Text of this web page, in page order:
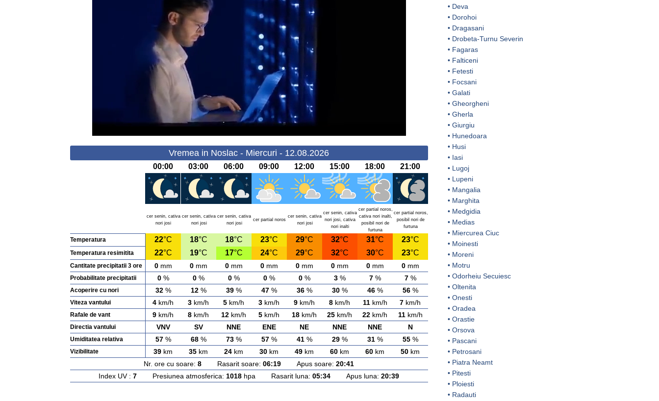
Vremea in Noslac - Miercuri - 12.08.2026
00:00 03:00 06:00 09:00 12:00 15:00 18:00 21:00
cer senin, cativa
nori josi
cer senin, cativa
nori josi
cer senin, cativa
nori josi
cer partial noros
cer senin, cativa
nori josi
cer senin, cativa
nori josi, cativa
nori inalti
cer partial noros,
cativa nori inalti,
posibil nori de
furtuna
cer partial noros,
posibil nori de
furtuna
Temperatura 22°C 18°C 18°C 23°C 29°C 32°C 31°C 23°C
Temperatura resimitita 22°C 19°C 17°C 24°C 29°C 32°C 30°C 23°C
Cantitate precipitatii 3 ore 0mm 0mm 0mm 0mm 0mm 0mm 0mm 0mm
Probabilitate precipitatii 0% 0% 0% 0% 0% 3% 7% 7%
Acoperire cu nori 32% 12% 39% 47% 36% 30% 46% 56%
Viteza vantului 4 km/h 3 km/h 5 km/h 3 km/h 9 km/h 8 km/h 11km/h 7 km/h
Rafale de vant 9 km/h 8 km/h 12 km/h 5 km/h 18 km/h 25 km/h 22 km/h 11km/h
Directia vantului VNV SV NNE ENE NE NNE NNE N
Umiditatea relativa 57% 68% 73% 57% 41% 29% 31% 55%
Vizibilitate 39 km 35 km 24 km 30 km 49 km 60 km 60 km 50 km
Nr. ore cu soare: 8 Rasarit soare: 06:19 Apus soare: 20:41
Index UV : 7 Presiunea atmosferica: 1018 hpa Rasarit luna: 05:34 Apus luna: 20:39
• Deva
• Dorohoi
• Dragasani
• Drobeta-Turnu Severin
• Fagaras
• Falticeni
• Fetesti
• Focsani
• Galati
• Gheorgheni
• Gherla
• Giurgiu
• Hunedoara
• Husi
• Iasi
• Lugoj
• Lupeni
• Mangalia
• Marghita
• Medgidia
• Medias
• Miercurea Ciuc
• Moinesti
• Moreni
• Motru
• Odorheiu Secuiesc
• Oltenita
• Onesti
• Oradea
• Orastie
• Orsova
• Pascani
• Petrosani
• Piatra Neamt
• Pitesti
• Ploiesti
• Radauti